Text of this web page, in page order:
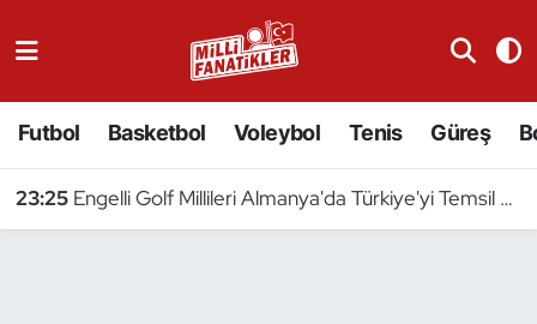
Futbol Basketbol Voleybol Tenis Güreş
23:25 Engelli Golf Millileri Almanya'da Türkiye'yi Temsil Edecek
Badminton